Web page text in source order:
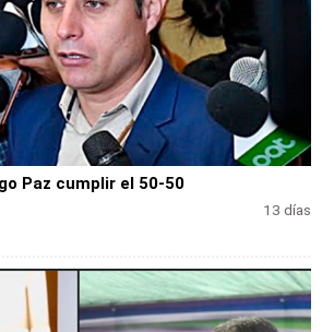
Paz cumplir el 50-50
13 días